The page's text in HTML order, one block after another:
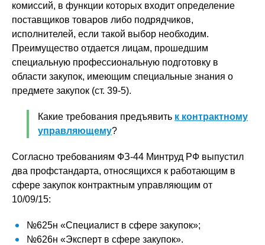
комиссий, в функции которых входит определение
поставщиков товаров либо подрядчиков,
исполнителей, если такой выбор необходим.
Преимущество отдается лицам, прошедшим
специальную профессиональную подготовку в
области закупок, имеющим специальные знания о
предмете закупок (ст. 39-5).
Какие требования предъявить к контрактному
управляющему?
Согласно требованиям ФЗ-44 Минтруд РФ выпустил
два профстандарта, относящихся к работающим в
сфере закупок контрактным управляющим от
10/09/15:
№625н «Специалист в сфере закупок»;
№626н «Эксперт в сфере закупок».